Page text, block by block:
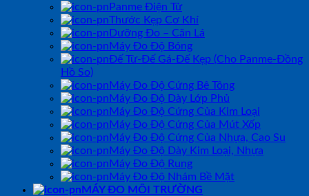
Panme Điện Tử
Thước Kẹp Cơ Khí
Dưỡng Đo – Căn Lá
Máy Đo Độ Bóng
Đế Từ-Đế Gá-Đế Kẹp (Cho Panme-Đồng
Hồ So)
Máy Đo Độ Cứng Bê Tông
Máy Đo Độ Dày Lớp Phủ
Máy Đo Độ Cứng Của Kim Loại
Máy Đo Độ Cứng Của Mút Xốp
Máy Đo Độ Cứng Của Nhựa, Cao Su
Máy Đo Độ Dày Kim Loại, Nhựa
Máy Đo Độ Rung
Máy Đo Độ Nhám Bề Mặt
MÁY ĐO MÔI TRƯỜNG